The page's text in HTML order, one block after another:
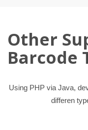
Other
Barcode
Using PHP via Java,
differen